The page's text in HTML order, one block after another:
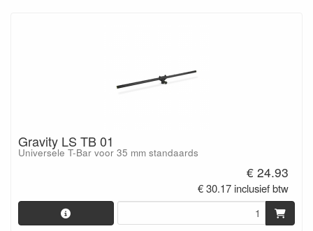
Gravity LS TB 01
Universele T-Bar voor 35 mm standaards
€ 24.93
€ 30.17 inclusief btw